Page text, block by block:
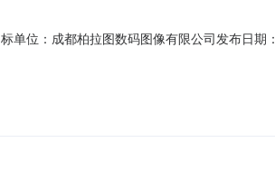
单位：成都柏拉图数码图像有限公司发布日期